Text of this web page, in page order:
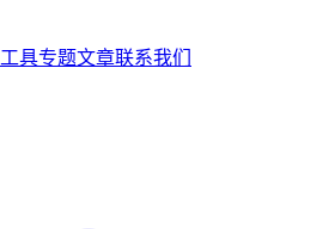
工具专题文章联系我们